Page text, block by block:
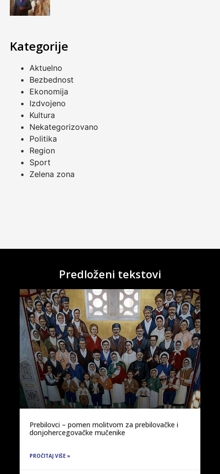
Kategorije
Aktuelno
Bezbednost
Ekonomija
Izdvojeno
Kultura
Nekategorizovano
Politika
Region
Sport
Zelena zona
Predloženi tekstovi
Prebilovci – pomen molitvom za prebilovačke i
donjohercegovačke mučenike
PROČITAJ VIŠE »